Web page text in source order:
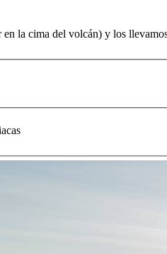
la cima del volcán) y los